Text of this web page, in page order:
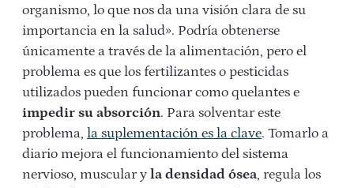
organismo, lo que nos da una visión clara de su
importancia en la salud». Podría obtenerse
únicamente a través de la alimentación, pero el
problema es que los fertilizantes o pesticidas
utilizados pueden funcionar como quelantes e
impedir su absorción. Para solventar este
problema, la suplementación es la clave. Tomarlo a
diario mejora el funcionamiento del sistema
nervioso, muscular y la densidad ósea, regula los